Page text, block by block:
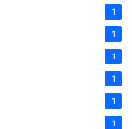
1
1
1
1
1
1